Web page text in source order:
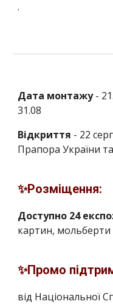
.
Дата монтажу-
31.08
Відкриття - 22
Прапора України
✨Розміщення:
Доступно 24
картин, мольберти
✨Промо
від Національної